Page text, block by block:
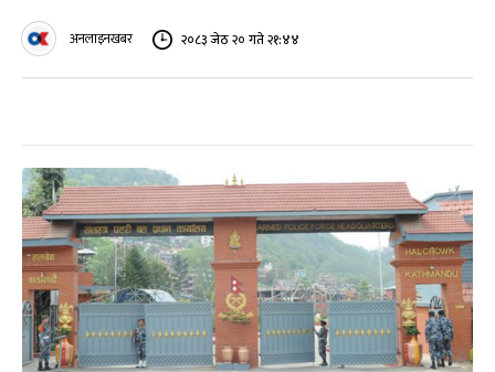
अनलाइनखबर २०८३ जेठ २० गते २१:४४